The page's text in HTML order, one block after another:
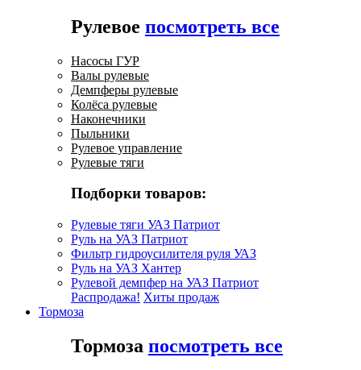
Рулевое посмотреть все
Насосы ГУР
Валы рулевые
Демпферы рулевые
Колёса рулевые
Наконечники
Пыльники
Рулевое управление
Рулевые тяги
Подборки товаров:
Рулевые тяги УАЗ Патриот
Руль на УАЗ Патриот
Фильтр гидроусилителя руля УАЗ
Руль на УАЗ Хантер
Рулевой демпфер на УАЗ Патриот
Распродажа! Хиты продаж
Тормоза
Тормоза посмотреть все